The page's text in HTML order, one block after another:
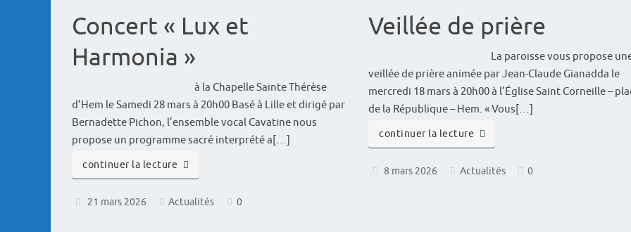
Concert « Lux et
Harmonia »
à la Chapelle Sainte Thérèse
d’Hem le Samedi 28 mars à 20h00 Basé à Lille et dirigé par
Bernadette Pichon, l’ensemble vocal Cavatine nous
propose un programme sacré interprété a[…]
continuer la lecture
21 mars 2026 Actualités 0
Veillée de prière
La paroisse vous propose
veillée de prière animée par Jean-Claude Gianadda le
mercredi 18 mars à 20h00 à l’Église Saint Corneille –
de la République – Hem. « Vous[…]
continuer la lecture
8 mars 2026 Actualités 0